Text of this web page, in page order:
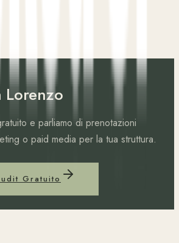
Lorenzo
e parliamo di prenotazioni
o paid media per la tua struttura.
Gratuito